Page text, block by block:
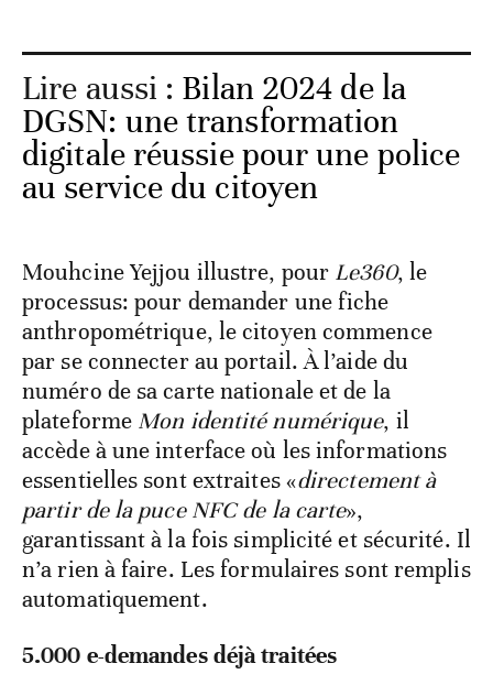
Lire aussi : Bilan 2024 de la
DGSN: une transformation
digitale réussie pour une police
au service du citoyen
Mouhcine Yejjou illustre, pour Le360, le
processus: pour demander une fiche
anthropométrique, le citoyen commence
par se connecter au portail. À l’aide du
numéro de sa carte nationale et de la
plateforme Mon identité numérique, il
accède à une interface où les informations
essentielles sont extraites «directement à
partir de la puce NFC de la carte»,
garantissant à la fois simplicité et sécurité. Il
n’a rien à faire. Les formulaires sont remplis
automatiquement.
5.000 e-demandes déjà traitées